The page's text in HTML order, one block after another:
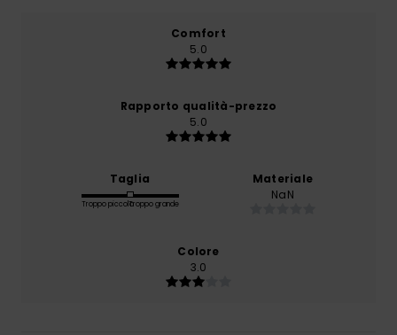
Comfort
5.0
Rapporto qualità-prezzo
5.0
Taglia
Troppo piccoloTroppo grande
Materiale
NaN
Colore
3.0